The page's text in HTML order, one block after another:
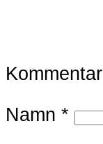
Kommentar
Namn *